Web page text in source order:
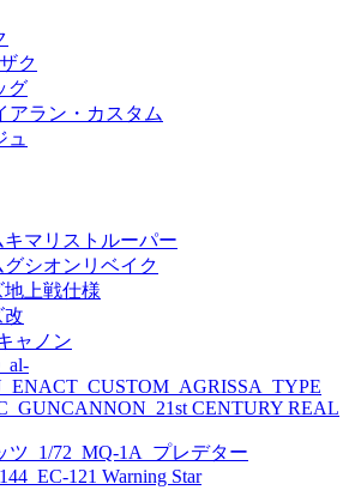
ク
グ
アラン・カスタム
キマリストルーパー
グシオンリベイク
地上戦仕様
改
ャノン
CENTURY REAL
ツ_1/72_MQ-1A_プレデター
121 Warning Star